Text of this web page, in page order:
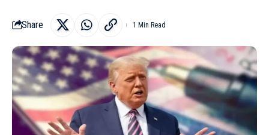
Share 1 Min Read